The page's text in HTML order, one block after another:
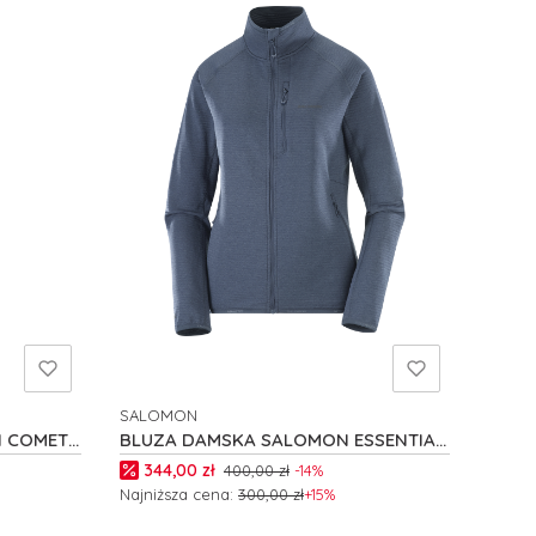
COMET
BLUZA DAMSKA SALOMON ESSENTIAL
LIGHTWARM W C26476
PRODUCENT
SALOMON
Cena promocyjna
344,00 zł 400,00 zł -14%
Najniższa cena: 300,00 zł+15%